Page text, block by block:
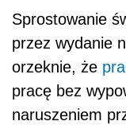
Sprostowanie
przez wydanie
orzeknie, że
pracę bez
naruszeniem